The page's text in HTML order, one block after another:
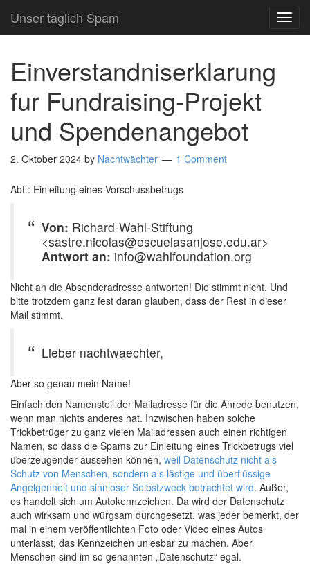
Unser täglich Spam
Einverstandniserklarung
fur Fundraising-Projekt
und Spendenangebot
2. Oktober 2024 by Nachtwächter 1 Comment
Abt.: Einleitung eines Vorschussbetrugs
Von: Richard-Wahl-Stiftung
<sastre.nicolas@escuelasanjose.edu.ar>
Antwort an: info@wahlfoundation.org
Nicht an die Absenderadresse antworten! Die stimmt nicht. Und
bitte trotzdem ganz fest daran glauben, dass der Rest in dieser
Mail stimmt.
Lieber nachtwaechter,
Aber so genau mein Name!
Einfach den Namensteil der Mailadresse für die Anrede benutzen,
wenn man nichts anderes hat. Inzwischen haben solche
Trickbetrüger zu ganz vielen Mailadressen auch einen richtigen
Namen, so dass die Spams zur Einleitung eines Trickbetrugs viel
überzeugender aussehen können, weil Datenschutz nicht als
Schutz von Menschen, sondern als lästige und überflüssige
Angelgenheit und sinnloser Selbstzweck betrachtet wird. Außer,
es handelt sich um Autokennzeichen. Da wird der Datenschutz
auch wirksam und würgsam durchgesetzt, was jeder bemerkt, der
mal in einem veröffentlichten Foto oder Video eines Autos
unterlässt, das Kennzeichen unlesbar zu machen. Aber
Menschen sind im so genannten „Datenschutz“ egal.